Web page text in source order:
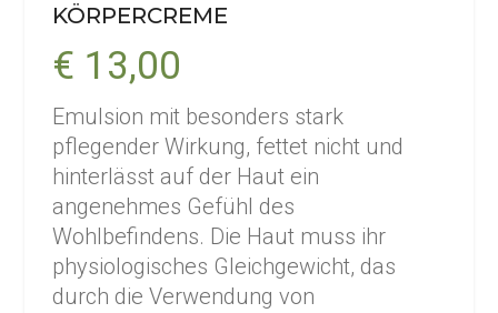
KÖRPERCREME
€ 13,00
Emulsion mit besonders stark
pflegender Wirkung, fettet nicht und
hinterlässt auf der Haut ein
angenehmes Gefühl des
Wohlbefindens. Die Haut muss ihr
physiologisches Gleichgewicht, das
durch die Verwendung von